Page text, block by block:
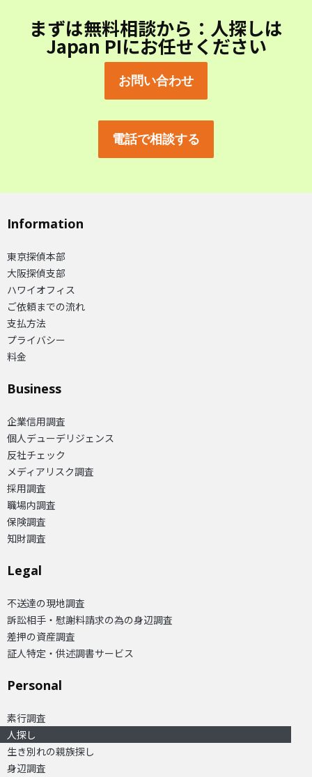
まずは無料相談から：人探しは
Japan PIにお任せください
お問い合わせ
電話で相談する
Information
東京探偵本部
大阪探偵支部
ハワイオフィス
ご依頼までの流れ
支払方法
プライバシー
料金
Business
企業信用調査
個人デューデリジェンス
反社チェック
メディアリスク調査
採用調査
職場内調査
保険調査
知財調査
Legal
不送達の現地調査
訴訟相手・慰謝料請求の為の身辺調査
差押の資産調査
証人特定・供述調書サービス
Personal
素行調査
人探し
生き別れの親族探し
身辺調査